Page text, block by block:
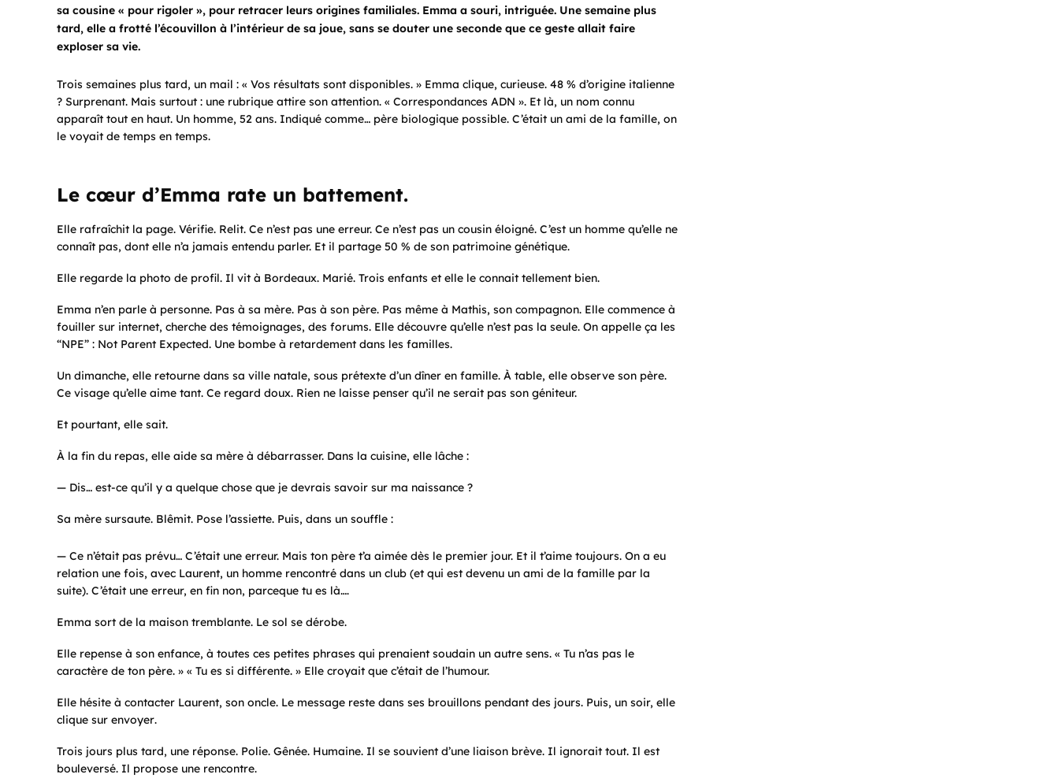
sa cousine « pour rigoler », pour retracer leurs origines familiales. Emma a souri, intriguée. Une semaine plus
tard, elle a frotté l’écouvillon à l’intérieur de sa joue, sans se douter une seconde que ce geste allait faire
exploser sa vie.
Trois semaines plus tard, un mail : « Vos résultats sont disponibles. » Emma clique, curieuse. 48 % d’origine italienne
? Surprenant. Mais surtout : une rubrique attire son attention. « Correspondances ADN ». Et là, un nom connu
apparaît tout en haut. Un homme, 52 ans. Indiqué comme… père biologique possible. C’était un ami de la famille, on
le voyait de temps en temps.
Le cœur d’Emma rate un battement.
Elle rafraîchit la page. Vérifie. Relit. Ce n’est pas une erreur. Ce n’est pas un cousin éloigné. C’est un homme qu’elle ne
connaît pas, dont elle n’a jamais entendu parler. Et il partage 50 % de son patrimoine génétique.
Elle regarde la photo de profil. Il vit à Bordeaux. Marié. Trois enfants et elle le connait tellement bien.
Emma n’en parle à personne. Pas à sa mère. Pas à son père. Pas même à Mathis, son compagnon. Elle commence à
fouiller sur internet, cherche des témoignages, des forums. Elle découvre qu’elle n’est pas la seule. On appelle ça les
“NPE” : Not Parent Expected. Une bombe à retardement dans les familles.
Un dimanche, elle retourne dans sa ville natale, sous prétexte d’un dîner en famille. À table, elle observe son père.
Ce visage qu’elle aime tant. Ce regard doux. Rien ne laisse penser qu’il ne serait pas son géniteur.
Et pourtant, elle sait.
À la fin du repas, elle aide sa mère à débarrasser. Dans la cuisine, elle lâche :
— Dis… est-ce qu’il y a quelque chose que je devrais savoir sur ma naissance ?
Sa mère sursaute. Blêmit. Pose l’assiette. Puis, dans un souffle :
— Ce n’était pas prévu… C’était une erreur. Mais ton père t’a aimée dès le premier jour. Et il t’aime toujours. On a eu
relation une fois, avec Laurent, un homme rencontré dans un club (et qui est devenu un ami de la famille par la
suite). C’était une erreur, en fin non, parceque tu es là….
Emma sort de la maison tremblante. Le sol se dérobe.
Elle repense à son enfance, à toutes ces petites phrases qui prenaient soudain un autre sens. « Tu n’as pas le
caractère de ton père. » « Tu es si différente. » Elle croyait que c’était de l’humour.
Elle hésite à contacter Laurent, son oncle. Le message reste dans ses brouillons pendant des jours. Puis, un soir, elle
clique sur envoyer.
Trois jours plus tard, une réponse. Polie. Gênée. Humaine. Il se souvient d’une liaison brève. Il ignorait tout. Il est
bouleversé. Il propose une rencontre.